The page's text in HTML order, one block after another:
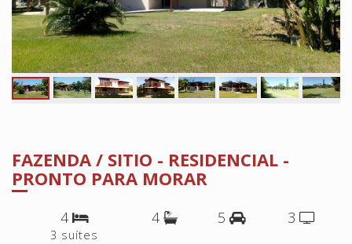
FAZENDA / SITIO - RESIDENCIAL -
PRONTO PARA MORAR
4
3 suítes
4 5 3